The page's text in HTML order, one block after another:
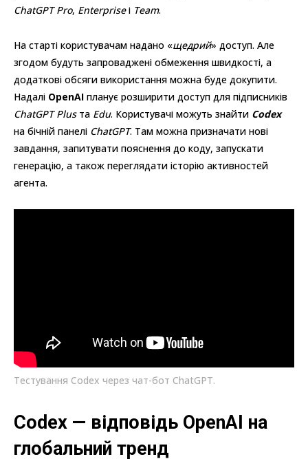
ChatGPT Pro, Enterpriseі Team.
На старті користувачам надано «щедрий» доступ. Але
згодом будуть запроваджені обмеження швидкості, а
додаткові обсяги використання можна буде докупити.
Надалі OpenAI планує розширити доступ для підписників
ChatGPT Plusта Edu. Користувачі можуть знайти Codex
на бічній панелі ChatGPT. Там можна призначати нові
завдання, запитувати пояснення до коду, запускати
генерацію, а також переглядати історію активностей
агента.
Тестування Codex через чат-бот ChatGPT.
Codex — відповідь OpenAI на
глобальний тренд